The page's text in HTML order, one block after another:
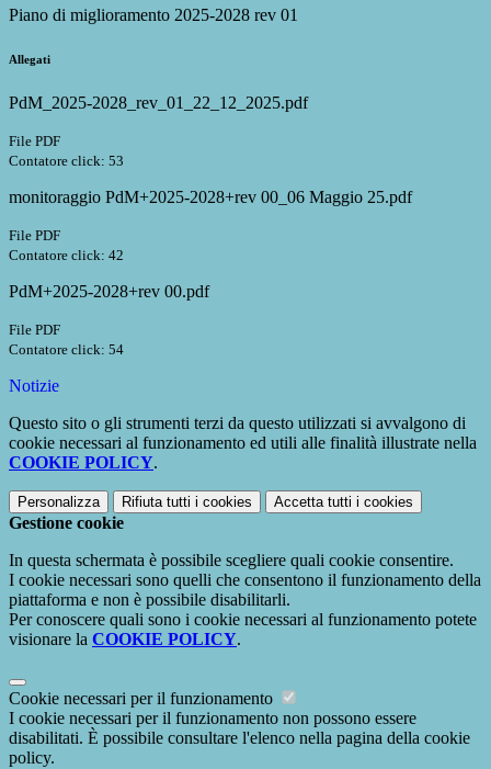
Piano di miglioramento 2025-2028 rev 01
Allegati
PdM_2025-2028_rev_01_22_12_2025.pdf
File PDF
Contatore click: 53
monitoraggio PdM+2025-2028+rev 00_06 Maggio 25.pdf
File PDF
Contatore click: 42
PdM+2025-2028+rev 00.pdf
File PDF
Contatore click: 54
Notizie
Questo sito o gli strumenti terzi da questo utilizzati si avvalgono di
cookie necessari al funzionamento ed utili alle finalità illustrate nella
COOKIE POLICY.
Personalizza Rifiuta tutti i cookies Accetta tutti i cookies
Gestione cookie
In questa schermata è possibile scegliere quali cookie consentire.
I cookie necessari sono quelli che consentono il funzionamento della
piattaforma e non è possibile disabilitarli.
Per conoscere quali sono i cookie necessari al funzionamento potete
visionare la COOKIE POLICY.
Cookie necessari per il funzionamento
I cookie necessari per il funzionamento non possono essere
disabilitati. È possibile consultare l'elenco nella pagina della cookie
policy.